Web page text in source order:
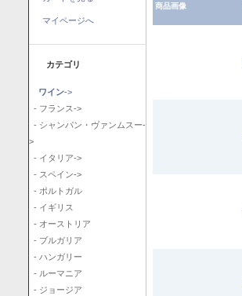
マイページへ
カテゴリ
ワイン->
- フランス->
- シャンパン・ヴァンムスー-
>
- イタリア->
- スペイン->
- ポルトガル
- イギリス
- オーストリア
- ブルガリア
- ハンガリー
- ルーマニア
- ジョージア
商品画像